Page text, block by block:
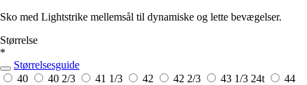
Sko med Lightstrike mellemsål til dynamiske og lette bevægelser.
Størrelse
*
Størrelsesguide
40
40 2/3 41 1/3 42 42 2/3 43 1/3 24t
44